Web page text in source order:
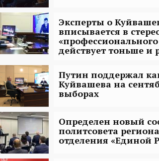
Эксперты о
вписывается в
действует тоньше и
Путин поддержал
Куйвашева на
выборах
Определен новый
политсовета
отделения «Единой